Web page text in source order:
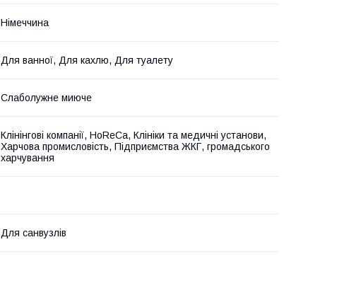
Німеччина
Для ванної, Для кахлю, Для туалету
Слаболужне миюче
Клінінгові компанії, HoReCa, Клініки та медичні установи,
Харчова промисловість, Підприємства ЖКГ, громадського
харчування
Для санвузлів